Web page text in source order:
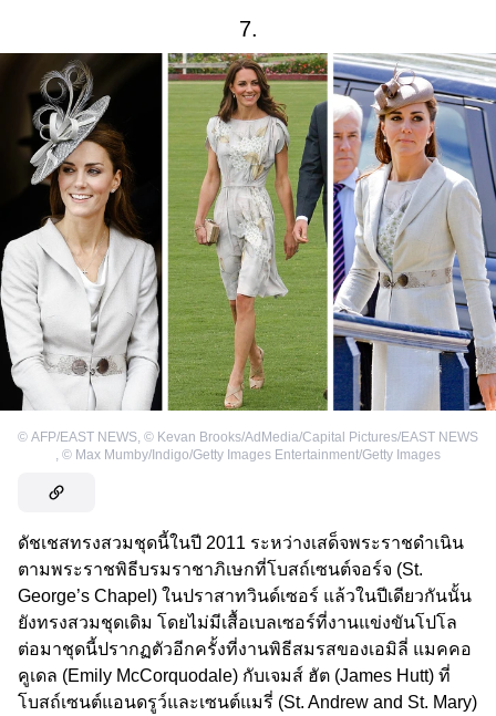
7.
© AFP/EAST NEWS © Kevan Brooks/AdMedia/Capital Pictures/EAST NEWS
© Max Mumby/Indigo/Getty Images Entertainment/Getty Images
ดัชเชสทรงสวมชุดนี้ในปี 2011 ระหว่างเสด็จพระราชดำเนิน
ตามพระราชพิธีบรมราชาภิเษกที่โบสถ์เซนต์จอร์จ (St.
George’s Chapel) ในปราสาทวินด์เซอร์ แล้วในปีเดียวกันนั้น
ยังทรงสวมชุดเดิม โดยไม่มีเสื้อเบลเซอร์ที่งานแข่งขันโปโล
ต่อมาชุดนี้ปรากฏตัวอีกครั้งที่งานพิธีสมรสของเอมิลี่ แมคคอ
คูเดล (Emily McCorquodale) กับเจมส์ ฮัต (James Hutt) ที่
โบสถ์เซนต์แอนดรูว์และเซนต์แมรี่ (St. Andrew and St. Mary)